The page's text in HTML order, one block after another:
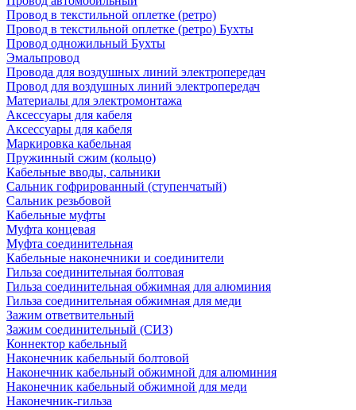
Провод в текстильной оплетке (ретро)
Провод в текстильной оплетке (ретро) Бухты
Провод одножильный Бухты
Эмальпровод
Провода для воздушных линий электропередач
Провод для воздушных линий электропередач
Материалы для электромонтажа
Аксессуары для кабеля
Аксессуары для кабеля
Маркировка кабельная
Пружинный сжим (кольцо)
Кабельные вводы, сальники
Сальник гофрированный (ступенчатый)
Сальник резьбовой
Кабельные муфты
Муфта концевая
Муфта соединительная
Кабельные наконечники и соединители
Гильза соединительная болтовая
Гильза соединительная обжимная для алюминия
Гильза соединительная обжимная для меди
Зажим ответвительный
Зажим соединительный (СИЗ)
Коннектор кабельный
Наконечник кабельный болтовой
Наконечник кабельный обжимной для алюминия
Наконечник кабельный обжимной для меди
Наконечник-гильза